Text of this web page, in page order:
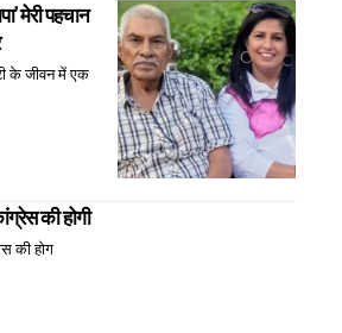
मेरी पहचान
के जीवन में एक
की होगी
की होग